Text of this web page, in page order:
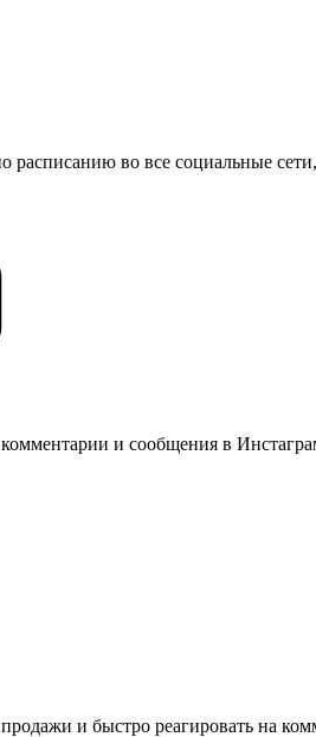
расписанию во все социальные
комментарии и сообщения в
и быстро реагировать на